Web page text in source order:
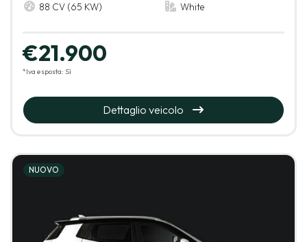
88 CV (65 KW)
White
€21.900
*Iva esposta: Sì
Dettaglio veicolo
NUOVO